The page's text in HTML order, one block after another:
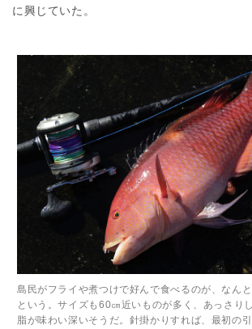
に興じていた。
島民がフライや煮つけで好んで食べるのが、なん
という。サイズも60㎝近いものが多く、あっさり
脂が味わい深いそうだ。針掛かりすれば、最初の